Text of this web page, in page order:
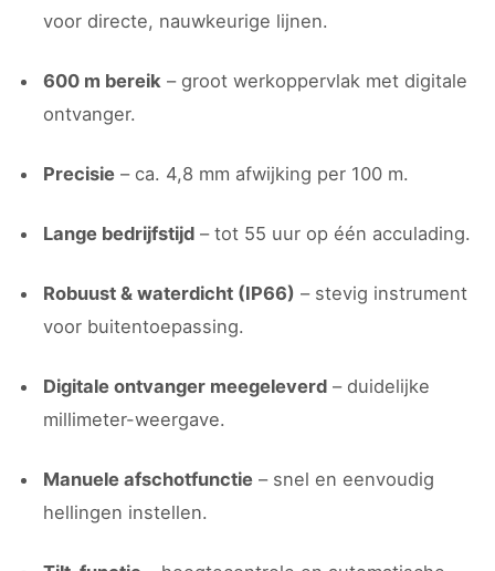
voor directe, nauwkeurige lijnen.
600 m bereik – groot werkoppervlak met digitale
ontvanger.
Precisie – ca. 4,8 mm afwijking per 100 m.
Lange bedrijfstijd – tot 55 uur op één acculading.
Robuust & waterdicht (IP66) – stevig instrument
voor buitentoepassing.
Digitale ontvanger meegeleverd – duidelijke
millimeter-weergave.
Manuele afschotfunctie – snel en eenvoudig
hellingen instellen.